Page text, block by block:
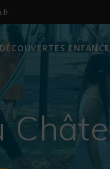
DÉCOUVERTES